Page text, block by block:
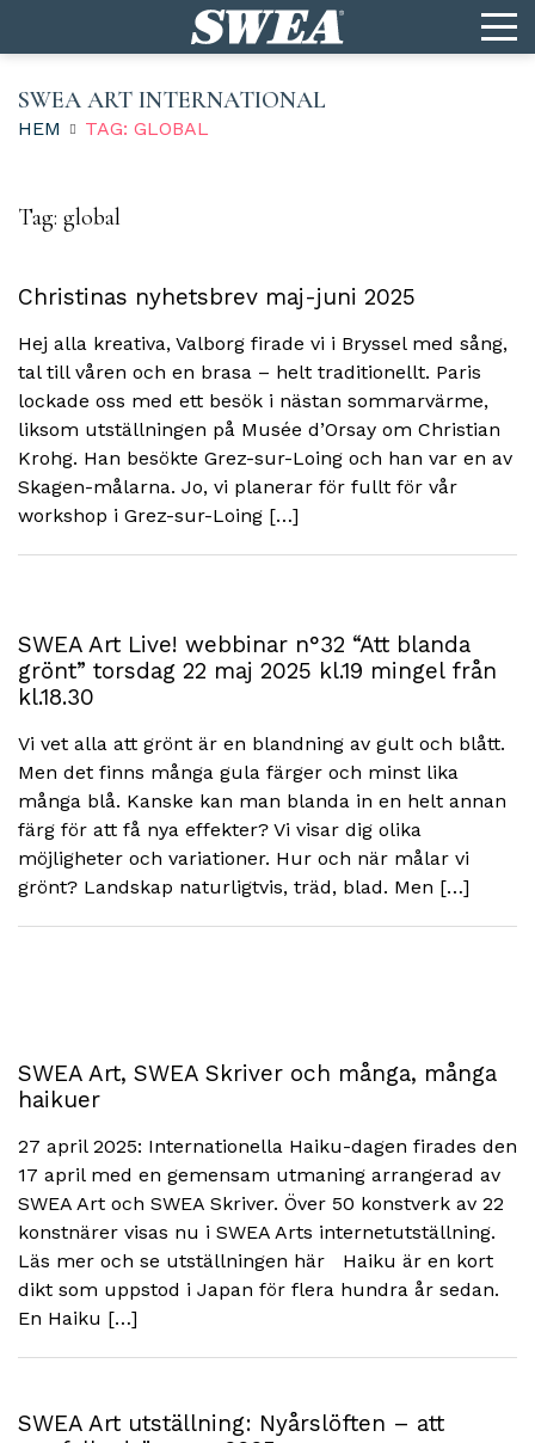
SWEA ART INTERNATIONAL
HEM TAG: GLOBAL
Tag: global
Christinas nyhetsbrev maj-juni 2025
Hej alla kreativa, Valborg firade vi i Bryssel med sång,
tal till våren och en brasa – helt traditionellt. Paris
lockade oss med ett besök i nästan sommarvärme,
liksom utställningen på Musée d’Orsay om Christian
Krohg. Han besökte Grez-sur-Loing och han var en av
Skagen-målarna. Jo, vi planerar för fullt för vår
workshop i Grez-sur-Loing […]
SWEA Art Live! webbinar n°32 “Att blanda
grönt” torsdag 22 maj 2025 kl.19 mingel från
kl.18.30
Vi vet alla att grönt är en blandning av gult och blått.
Men det finns många gula färger och minst lika
många blå. Kanske kan man blanda in en helt annan
färg för att få nya effekter? Vi visar dig olika
möjligheter och variationer. Hur och när målar vi
grönt? Landskap naturligtvis, träd, blad. Men […]
SWEA Art, SWEA Skriver och många, många
haikuer
27 april 2025: Internationella Haiku-dagen firades den
17 april med en gemensam utmaning arrangerad av
SWEA Art och SWEA Skriver. Över 50 konstverk av 22
konstnärer visas nu i SWEA Arts internetutställning.
Läs mer och se utställningen här Haiku är en kort
dikt som uppstod i Japan för flera hundra år sedan.
En Haiku […]
SWEA Art utställning: Nyårslöften – att